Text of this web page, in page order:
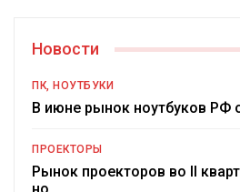
Новости
ПК, НОУТБУКИ
В июне рынок ноутбуков РФ
ПРОЕКТОРЫ
Рынок проекторов во II